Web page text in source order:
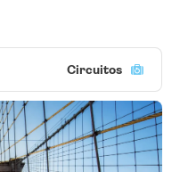
Circuitos